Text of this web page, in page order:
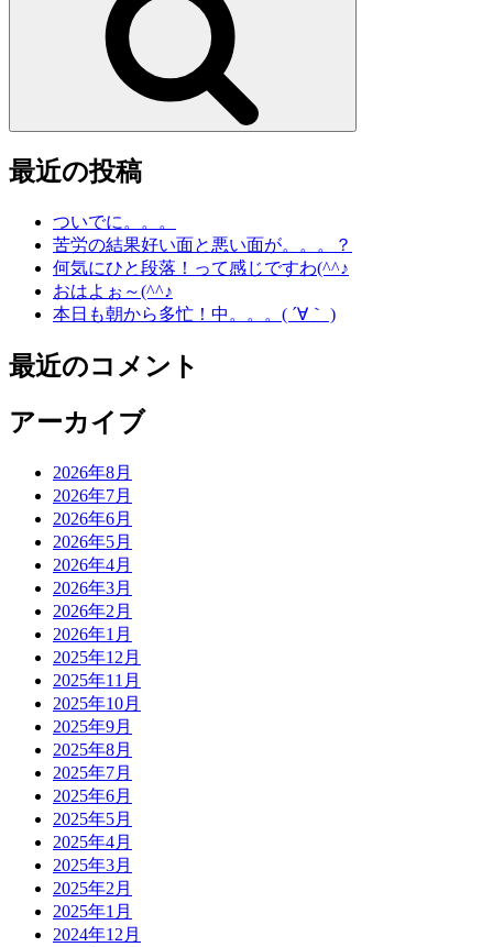
最近の投稿
ついでに。。。
苦労の結果好い面と悪い面が。。。？
何気にひと段落！って感じですわ(^^♪
おはよぉ～(^^♪
本日も朝から多忙！中。。。( ´∀｀ )
最近のコメント
アーカイブ
2026年8月
2026年7月
2026年6月
2026年5月
2026年4月
2026年3月
2026年2月
2026年1月
2025年12月
2025年11月
2025年10月
2025年9月
2025年8月
2025年7月
2025年6月
2025年5月
2025年4月
2025年3月
2025年2月
2025年1月
2024年12月